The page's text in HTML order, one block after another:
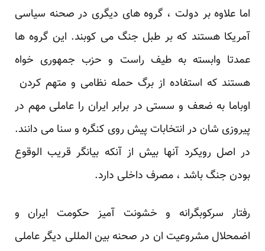
اما علاوه بر دولت ، گروه های دیگری در صحنه سیاسی
آمریکا هستند که بر طبل جنگ می کوبند. این گروه ها
عمدتا وابسته به طیف راست و حزب جمهوری خواه
هستند که استفاده از برگ حمله نظامی و متهم کردن
اوباما به ضعف و سستی در برابر ایران را عاملی مهم در
پیروزی شان در انتخابات پیش روی کنگره و سنا می دانند.
در اصل رویکرد آنها بیش از آنکه بیانگر قریب الوقوع
بودن جنگ باشد ، مصرف داخلی دارد.
رفتار سرکوبگرانه و خشونت آمیز حکومت ایران و
اضمحلال مشروعیت ان در صحنه بین المللی دیگر عاملی